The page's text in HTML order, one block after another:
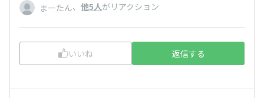
まーたん、 他5人がリアクション
いいね 返信する